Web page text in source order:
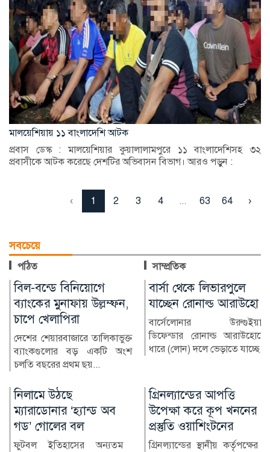
মালয়েশিয়ায় ১১ বাংলাদেশি আটক
প্রবাস ডেস্ক : মালয়েশিয়ার কুয়ালালামপুরে ১১ বাংলাদেশিসহ ৩২
প্রবাসীকে আটক করেছে দেশটির অভিবাসন বিভাগ। আরও পড়ুন :
‹ 1 2 3 4 ... 63 64 ›
সবচেয়ে
পঠিত সাম্প্রতিক
বার্সা থেকে লিভারপুলে
যাচ্ছেন রোনাল্ড আরাউহো
বার্সেলোনার উরুগুইয়ান
ডিফেন্ডার রোনাল্ড আরাউহোকে
ধারে (লোন) দলে ভেড়াতে যাচ্ছে...
চিকিৎসক নিরাপদ
থাকলেই বদলাবে
স্বাস্থ্যসেবার চিত্র
বাংলাদেশের স্বাস্থ্য খাতে গত
কয়েক দশকে উল্লেখযোগ্য
গ্রিনল্যান্ডের আপত্তি
উপেক্ষা করে কূপ খননের
প্রস্তুতি ওয়াশিংটনের
গ্রিনল্যান্ডের স্থানীয় কর্তৃপক্ষের
রাশিয়া-ইউক্রেন
পাল্টাপাল্টি হামলায়
নিহত ৩, আহত ১০
রাশিয়া ও ইউক্রেনের মধ্যে